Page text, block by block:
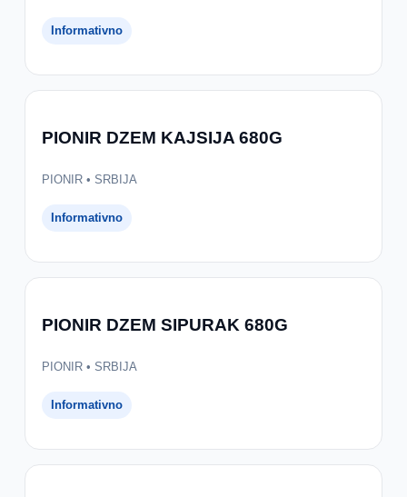
Informativno
PIONIR DZEM KAJSIJA 680G
PIONIR • SRBIJA
Informativno
PIONIR DZEM SIPURAK 680G
PIONIR • SRBIJA
Informativno